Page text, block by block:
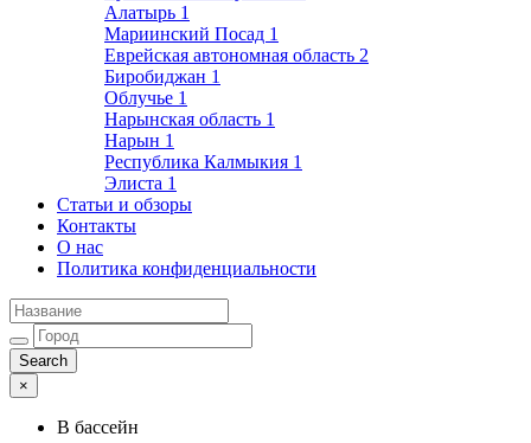
Алатырь 1
Мариинский Посад 1
Еврейская автономная область 2
Биробиджан 1
Облучье 1
Нарынская область 1
Нарын 1
Республика Калмыкия 1
Элиста 1
Статьи и обзоры
Контакты
О нас
Политика конфиденциальности
×
В бассейн